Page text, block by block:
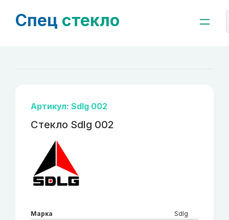
Спец стекло
Артикул: Sdlg 002
Стекло Sdlg 002
Марка
Sdlg